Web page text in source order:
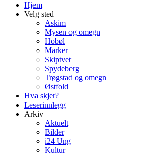
Hjem
Velg sted
Askim
Mysen og omegn
Hobøl
Marker
Skiptvet
Spydeberg
Trøgstad og omegn
Østfold
Hva skjer?
Leserinnlegg
Arkiv
Aktuelt
Bilder
i24 Ung
Kultur